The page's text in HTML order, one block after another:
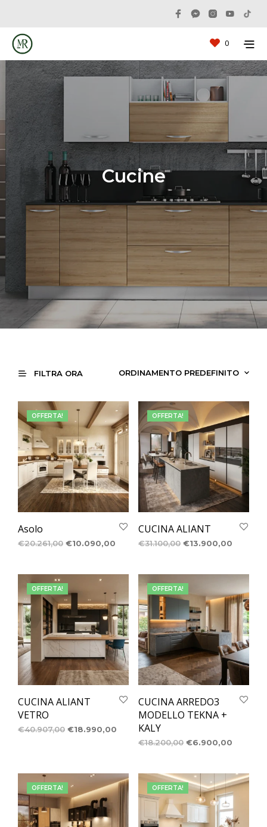
0
Cucine
FILTRA ORA
OFFERTA!
Asolo
€20.261,00 €10.090,00
OFFERTA!
CUCINA ALIANT
€31.100,00 €13.900,00
OFFERTA!
CUCINA ALIANT
VETRO
€40.907,00 €18.990,00
OFFERTA!
CUCINA ARREDO3
MODELLO TEKNA +
KALY
€18.200,00 €6.900,00
OFFERTA! OFFERTA!